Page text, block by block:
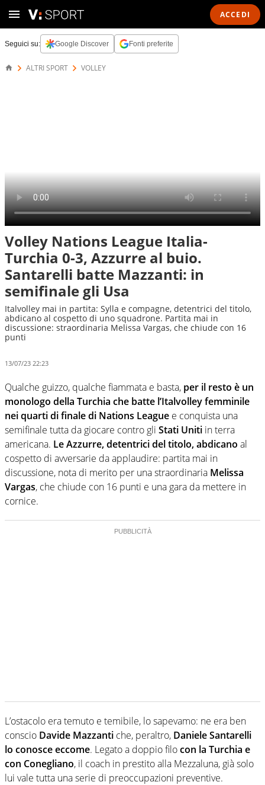
ACCEDI
Seguici su: Google Discover Fonti preferite
ALTRI SPORT VOLLEY
Volley Nations League Italia-
Turchia 0-3, Azzurre al buio.
Santarelli batte Mazzanti: in
semifinale gli Usa
Italvolley mai in partita: Sylla e compagne, detentrici del titolo,
abdicano al cospetto di uno squadrone. Partita mai in
discussione: straordinaria Melissa Vargas, che chiude con 16
punti
13/07/23 22:23
Qualche guizzo, qualche fiammata e basta, per il resto è un
monologo della Turchia che batte l’Italvolley femminile
nei quarti di finale di Nations League e conquista una
semifinale tutta da giocare contro gli Stati Uniti in terra
americana. Le Azzurre, detentrici del titolo, abdicano al
cospetto di avversarie da applaudire: partita mai in
discussione, nota di merito per una straordinaria Melissa
Vargas, che chiude con 16 punti e una gara da mettere in
cornice.
L’ostacolo era temuto e temibile, lo sapevamo: ne era ben
conscio Davide Mazzanti che, peraltro, Daniele Santarelli
lo conosce eccome. Legato a doppio filocon la Turchia e
con Conegliano, il coach in prestito alla Mezzaluna, già solo
lui vale tutta una serie di preoccupazioni preventive.